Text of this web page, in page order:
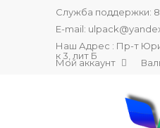
Служба поддержки:
E-mail:
Наш Адрес : Пр-т
к 3, лит Б
Мой аккаунт